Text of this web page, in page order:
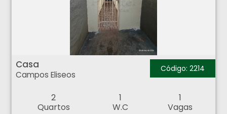
Casa - Campos Eliseos - Ribeirão Preto
Casa
Campos Eliseos
Código: 2214
2
Quartos
1
W.C
1
Vagas